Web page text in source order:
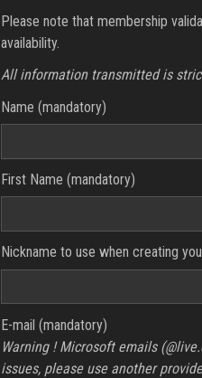
Please note that membership
availability.
All information transmitted is
Name (mandatory)
First Name (mandatory)
Nickname to use when creating
E-mail (mandatory)
Warning ! Microsoft emails
issues, please use another